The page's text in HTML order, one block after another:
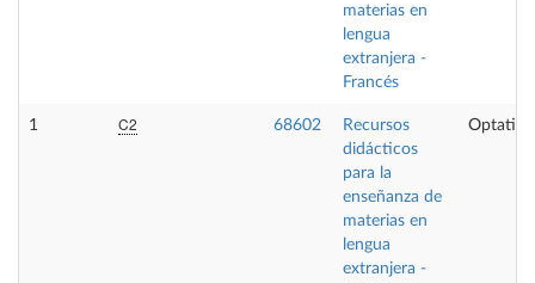
materias en
lengua
extranjera -
Francés
1 C2 68602
Recursos
didácticos
para la
enseñanza de
materias en
lengua
extranjera -
Optativa